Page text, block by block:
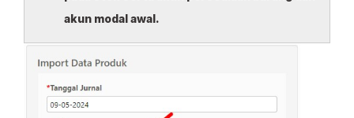
akun modal awal.